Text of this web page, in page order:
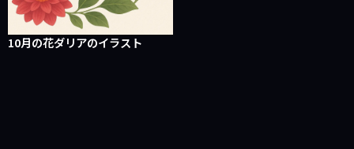
10月の花ダリアのイラスト